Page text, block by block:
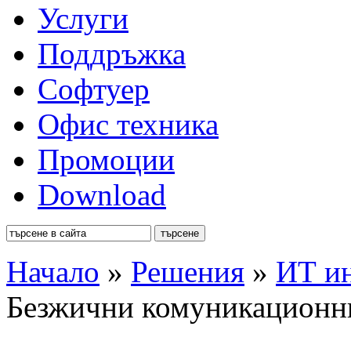
Услуги
Поддръжка
Софтуер
Офис техника
Промоции
Download
Начало » Решения » ИТ
Безжични